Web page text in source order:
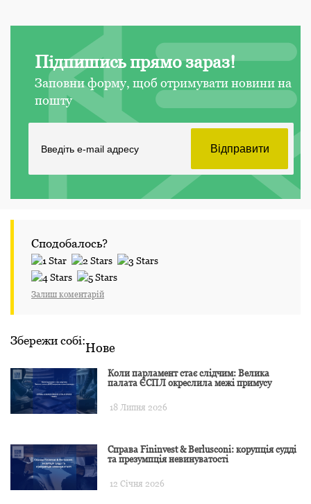
Підпишись прямо зараз!
Заповни форму, щоб отримувати новини на
пошту
Сподобалось?
Залиш коментарій
Збережи собі:Нове
Коли парламент стає слідчим: Велика
палата ЄСПЛ окреслила межі примусу
18 Липня 2026
Справа Fininvest & Berlusconi: корупція судді
та презумпція невинуватості
12 Січня 2026